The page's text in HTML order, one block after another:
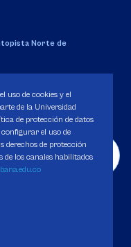
Norte de
enero de 1980.
uso de cookies y el
de la Universidad
de protección de datos
el uso de
derechos de protección
de los canales habilitados